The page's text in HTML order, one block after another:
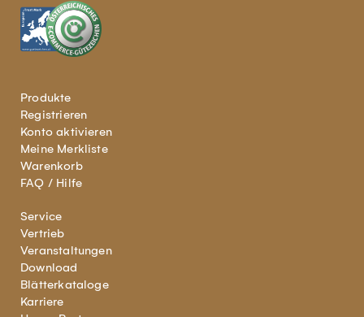
Produkte
Registrieren
Konto aktivieren
Meine Merkliste
Warenkorb
FAQ / Hilfe
Service
Vertrieb
Veranstaltungen
Download
Blätterkataloge
Karriere